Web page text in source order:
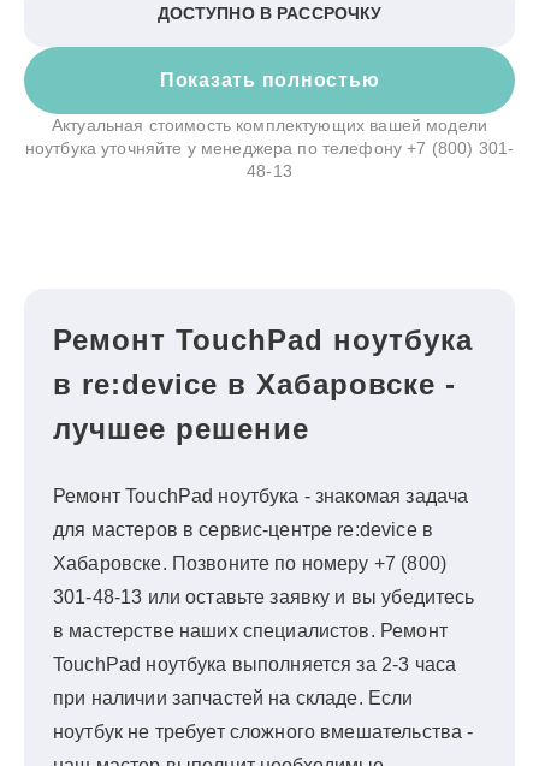
Показать полностью
ДОСТУПНО В РАССРОЧКУ
Актуальная стоимость комплектующих вашей модели
ноутбука уточняйте у менеджера по телефону+7 (800) 301-
48-13
Ремонт TouchPad ноутбука
в re:device в Хабаровске -
лучшее решение
Ремонт TouchPad ноутбука - знакомая задача
для мастеров в сервис-центре re:device в
Хабаровске. Позвоните по номеру +7 (800)
301-48-13 или оставьте заявку и вы убедитесь
в мастерстве наших специалистов. Ремонт
TouchPad ноутбука выполняется за 2-3 часа
при наличии запчастей на складе. Если
ноутбук не требует сложного вмешательства -